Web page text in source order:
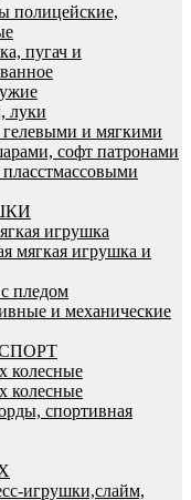
полицейские,
пугач и
луки
и мягкими
софт патронами
игрушка
мягкая игрушка и
пледом
и механические
колесные
колесные
спортивная
игрушки,слайм,